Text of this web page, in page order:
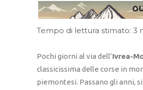
Tempo di lettura stimato: 3
Pochi giorni al via dell’Ivrea-
classicissima delle corse in
piemontesi. Passano gli anni, si